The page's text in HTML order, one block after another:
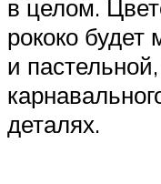
в целом.
рококо
и
деталях.